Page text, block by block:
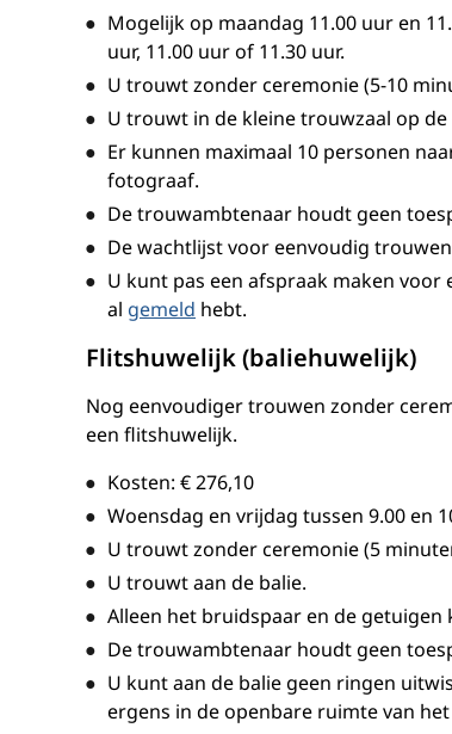
Mogelijk op maandag 11.00 uur en
uur, 11.00 uur of 11.30 uur.
U trouwt zonder ceremonie (5-10
U trouwt in de kleine trouwzaal op
Er kunnen maximaal 10 personen
fotograaf.
De trouwambtenaar houdt geen
De wachtlijst voor eenvoudig
U kunt pas een afspraak maken
al gemeld hebt.
Flitshuwelijk (baliehuwelijk)
Nog eenvoudiger trouwen zonder
een flitshuwelijk.
Kosten: € 276,10
Woensdag en vrijdag tussen 9.00 en
U trouwt zonder ceremonie (5
U trouwt aan de balie.
Alleen het bruidspaar en de
De trouwambtenaar houdt geen
U kunt aan de balie geen ringen
ergens in de openbare ruimte van